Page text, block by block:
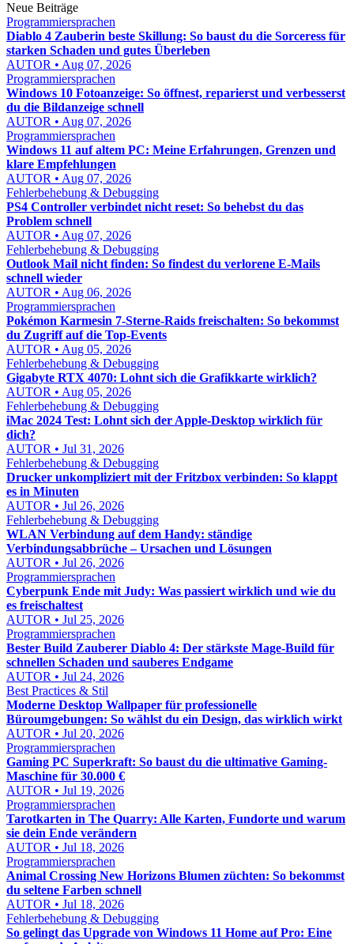
Neue Beiträge
Programmiersprachen
Diablo 4 Zauberin beste Skillung: So baust du die Sorceress für
starken Schaden und gutes Überleben
AUTOR • Aug 07, 2026
Programmiersprachen
Windows 10 Fotoanzeige: So öffnest, reparierst und verbesserst
du die Bildanzeige schnell
AUTOR • Aug 07, 2026
Programmiersprachen
Windows 11 auf altem PC: Meine Erfahrungen, Grenzen und
klare Empfehlungen
AUTOR • Aug 07, 2026
Fehlerbehebung & Debugging
PS4 Controller verbindet nicht reset: So behebst du das
Problem schnell
AUTOR • Aug 07, 2026
Fehlerbehebung & Debugging
Outlook Mail nicht finden: So findest du verlorene E-Mails
schnell wieder
AUTOR • Aug 06, 2026
Programmiersprachen
Pokémon Karmesin 7-Sterne-Raids freischalten: So bekommst
du Zugriff auf die Top-Events
AUTOR • Aug 05, 2026
Fehlerbehebung & Debugging
Gigabyte RTX 4070: Lohnt sich die Grafikkarte wirklich?
AUTOR • Aug 05, 2026
Fehlerbehebung & Debugging
iMac 2024 Test: Lohnt sich der Apple-Desktop wirklich für
dich?
AUTOR • Jul 31, 2026
Fehlerbehebung & Debugging
Drucker unkompliziert mit der Fritzbox verbinden: So klappt
es in Minuten
AUTOR • Jul 26, 2026
Fehlerbehebung & Debugging
WLAN Verbindung auf dem Handy: ständige
Verbindungsabbrüche – Ursachen und Lösungen
AUTOR • Jul 26, 2026
Programmiersprachen
Cyberpunk Ende mit Judy: Was passiert wirklich und wie du
es freischaltest
AUTOR • Jul 25, 2026
Programmiersprachen
Bester Build Zauberer Diablo 4: Der stärkste Mage-Build für
schnellen Schaden und sauberes Endgame
AUTOR • Jul 24, 2026
Best Practices & Stil
Moderne Desktop Wallpaper für professionelle
Büroumgebungen: So wählst du ein Design, das wirklich wirkt
AUTOR • Jul 20, 2026
Programmiersprachen
Gaming PC Superkraft: So baust du die ultimative Gaming-
Maschine für 30.000 €
AUTOR • Jul 19, 2026
Programmiersprachen
Tarotkarten in The Quarry: Alle Karten, Fundorte und warum
sie dein Ende verändern
AUTOR • Jul 18, 2026
Programmiersprachen
Animal Crossing New Horizons Blumen züchten: So bekommst
du seltene Farben schnell
AUTOR • Jul 18, 2026
Fehlerbehebung & Debugging
So gelingt das Upgrade von Windows 11 Home auf Pro: Eine